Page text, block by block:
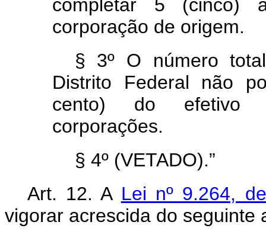
completar 5 (cinco)
corporação de origem.
§ 3º O número
Distrito Federal não
cento) do efetivo
corporações.
§ 4º (VETADO).”
Art. 12. A Lei nº 9.264,
vigorar acrescida do seguinte